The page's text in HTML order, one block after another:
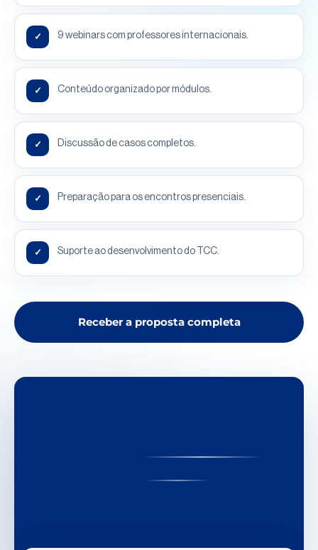
✓ 9 webinars com professores internacionais.
✓ Conteúdo organizado por módulos.
✓ Discussão de casos completos.
✓ Preparação para os encontros presenciais.
✓ Suporte ao desenvolvimento do TCC.
Receber a proposta completa